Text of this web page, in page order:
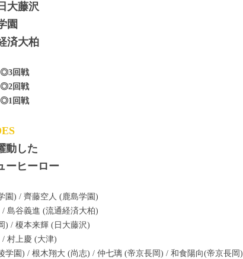
大藤沢
園
済大柏
◎3回戦
◎2回戦
◎1回戦
動した
ーヒーロー
園) / 齊藤空人 (鹿島学園)
島谷義進 (流通経済大柏)
) / 榎本来輝 (日大藤沢)
村上慶 (大津)
学園) / 根木翔大 (尚志) / 仲七璃 (帝京長岡) / 和食陽向(帝京長岡)